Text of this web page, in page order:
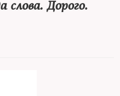
слова. Дорого.